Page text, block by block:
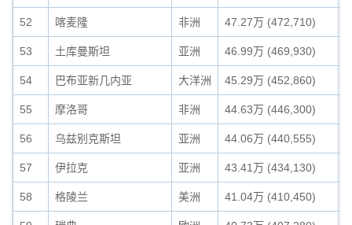
52 喀麦隆 非洲 47.27万 (472,710)
53 土库曼斯坦 亚洲 46.99万 (469,930)
54 巴布亚新几内亚 大洋洲 45.29万 (452,860)
55 摩洛哥 非洲 44.63万 (446,300)
56 乌兹别克斯坦 亚洲 44.06万 (440,555)
57 伊拉克 亚洲 43.41万 (434,130)
58 格陵兰 美洲 41.04万 (410,450)